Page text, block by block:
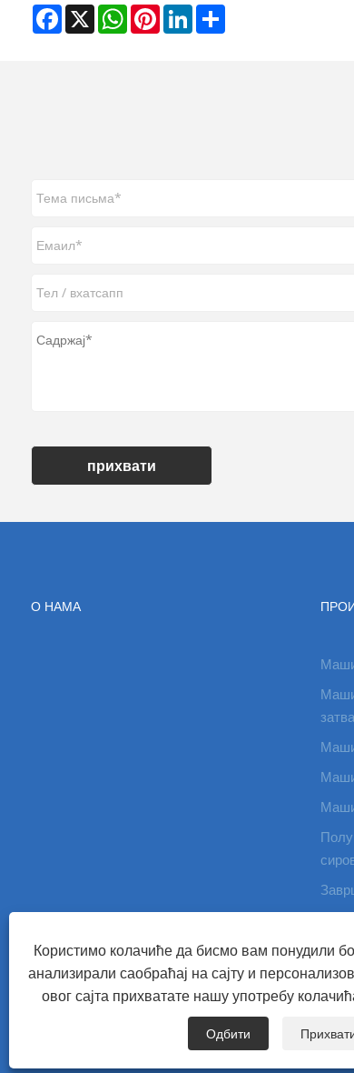
Facebook
X WhatsAppPinterestLinkedInShare
прихвати
О НАМА
Ауторско право © 2022 Зхејианг Руихекуан
XML Политика
Користимо колачиће да бисмо вам понудили
анализирали саобраћај на сајту и
овог сајта прихватате нашу употребу
Одбити